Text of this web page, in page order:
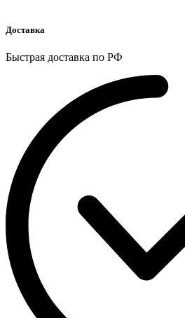
Доставка
Быстрая доставка по РФ